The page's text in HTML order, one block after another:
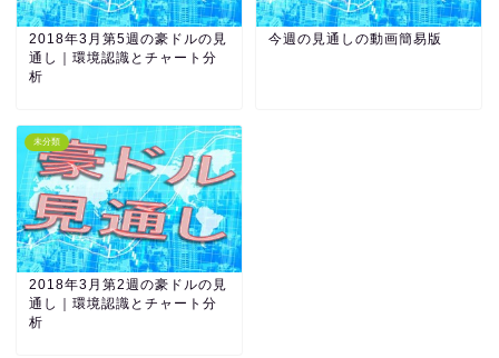
2018年3月第5週の豪ドルの見
通し｜環境認識とチャート分
析
今週の見通しの動画簡易版
未分類
2018年3月第2週の豪ドルの見
通し｜環境認識とチャート分
析